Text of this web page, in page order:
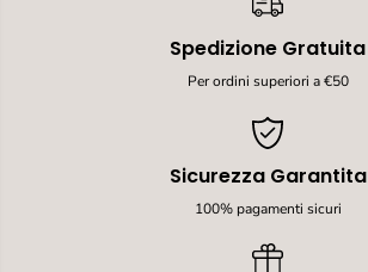
Spedizione Gratuita
Per ordini superiori a €50
Sicurezza Garantita
100% pagamenti sicuri